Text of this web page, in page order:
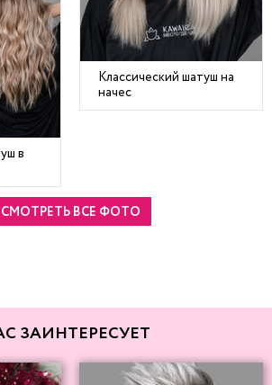
Классический шатуш на
начес
в
СМОТРЕТЬ ВСЕ ФОТО
ЗАИНТЕРЕСУЕТ